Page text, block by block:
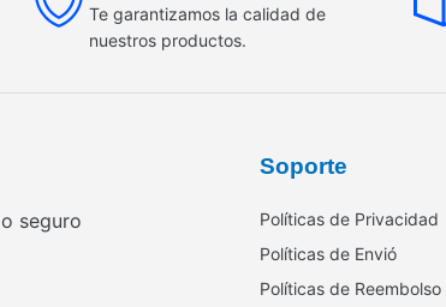
Te garantizamos la calidad de
nuestros productos.
seguro
Soporte
Políticas de Privacidad
Políticas de Envió
Políticas de Reembolso